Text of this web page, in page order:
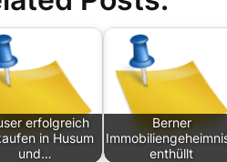
erfolgreich
in Husum
und…
Berner
enthüllt